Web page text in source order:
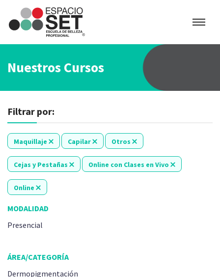
Espacio
SET
Nuestros Cursos
Filtrar por:
Maquillaje Capilar Otros
Cejas y Pestañas Online con Clases en Vivo
Online
MODALIDAD
Presencial
ÁREA/CATEGORÍA
Dermopigmentación